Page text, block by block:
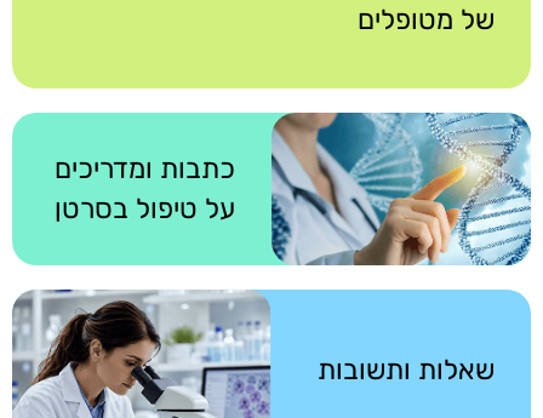
של מטופלים
כתבות ומדריכים
על טיפול בסרטן
שאלות ותשובות